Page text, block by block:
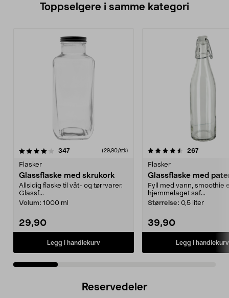
Toppselgere i samme kategori
347anmeldelser(29,90/stk)
Flasker
Glassflaske med skrukork
Allsidig flaske til våt- og tørrvarer.
Glassf...
Volum: 1000 ml
29,90
Legg i handlekurv
4.5 av 5 stjerner 267
Flasker
Glassflaske med
Fyll med vann, smoothie
hjemmelaget saf...
Størrelse: 0,5 liter
39,90
Legg i handlekurv
4.5 av 5 stjerner
Reservedeler